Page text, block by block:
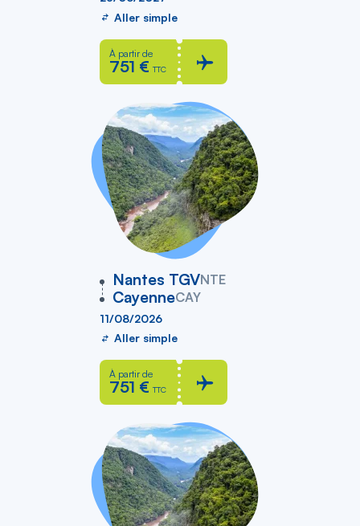
Aller simple
À partir de
751 € TTC
Nantes TGVNTE
vers
CayenneCAY
11/08/2026
Aller simple
À partir de
751 € TTC